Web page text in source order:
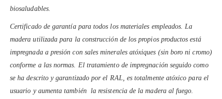
biosaludables.
Certificado de garantía para todos los materiales empleados. La
madera utilizada para la construcción de los propios productos está
impregnada a presión con sales minerales atóxiques (sin boro ni cromo)
conforme a las normas. El tratamiento de impregnación seguido como
se ha descrito y garantizado por el RAL, es totalmente atóxico para el
usuario y aumenta también la resistencia de la madera al fuego.